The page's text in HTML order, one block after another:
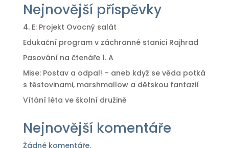
Nejnovější příspěvky
4. E: Projekt Ovocný salát
Edukační program v záchranné stanici Rajhrad
Pasování na čtenáře 1. A
Mise: Postav a odpal! – aneb když se věda potká
s těstovinami, marshmallow a dětskou fantazií
Vítání léta ve školní družině
Nejnovější komentáře
Žádné komentáře.